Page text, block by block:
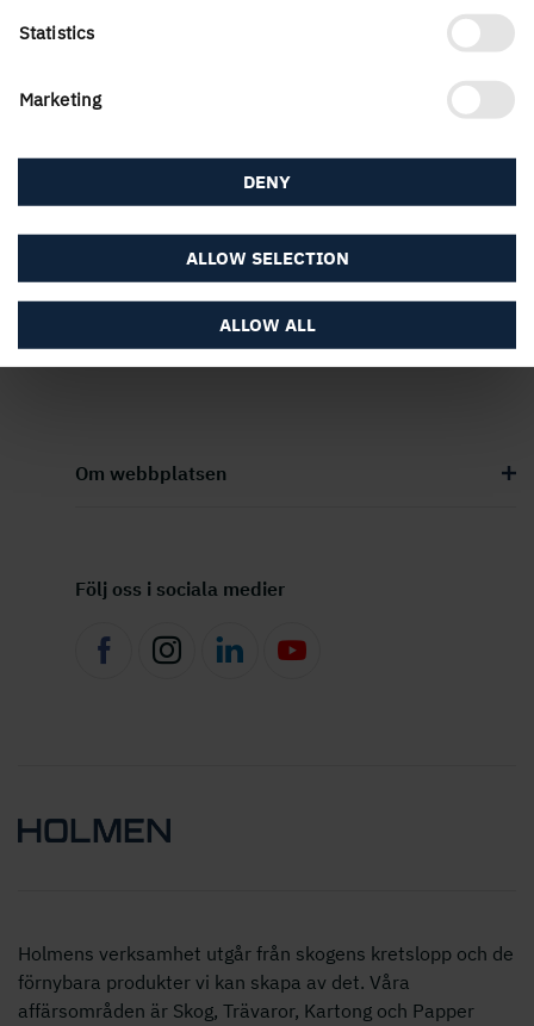
Statistics
Marketing
ALLOW ALL
ALLOW SELECTION
DENY
14 augusti, 2012, 12:15
Om webbplatsen
Följ oss i sociala medier
Holmens verksamhet utgår från skogens kretslopp och de
förnybara produkter vi kan skapa av det. Våra
affärsområden är Skog, Trävaror, Kartong och Papper